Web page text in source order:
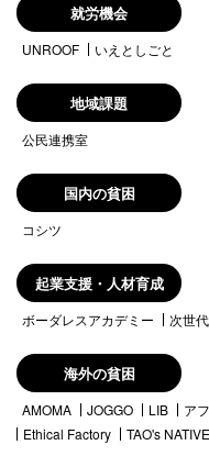
就労機会
UNROOF いえとしごと
地域課題
公民連携室
国内の貧困
コシツ
起業支援・人材育成
ボーダレスアカデミー 次世
海外の貧困
AMOMA JOGGO LIB ア
Ethical Factory
TAO's